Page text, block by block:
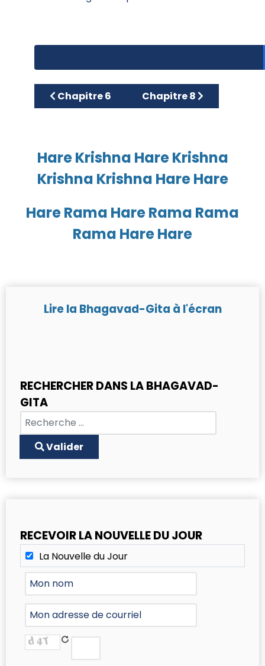
Article précédent : Chapitre 6
Chapitre 6 Article suivant :
Chapitre 8
Hare Krishna Hare Krishna
Krishna Krishna Hare Hare
Hare Rama Hare Rama Rama
Rama Hare Hare
Lire la Bhagavad-Gita à l'écran
RECHERCHER DANS LA BHAGAVAD-
GITA
Chercher
Type 2 or more characters for results.
Valider
RECEVOIR LA NOUVELLE DU JOUR
La Nouvelle du Jour